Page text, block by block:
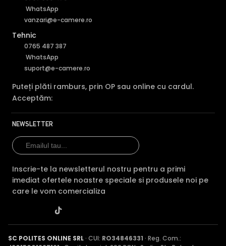
WhatsApp
vanzari@e-camere.ro
Tehnic
0765 487 387
WhatsApp
suport@e-camere.ro
Puteți plăti ramburs, prin OP sau online cu cardul.
Acceptăm:
NEWSLETTER
Inscrie-te la newsletterul nostru pentru a primi
imediat ofertele noastre speciale si produsele noi pe
care le vom comercializa
SC POLITES ONLINE SRL· CUI: RO34846331 · Reg. Com.: